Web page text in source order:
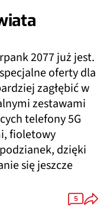
2077 już jest.
oferty dla
zagłębić w
zestawami
telefony 5G
fioletowy
dzięki
się jeszcze
5